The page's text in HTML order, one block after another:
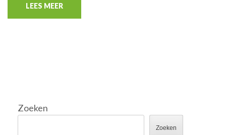
LEES MEER
Zoeken
Zoeken